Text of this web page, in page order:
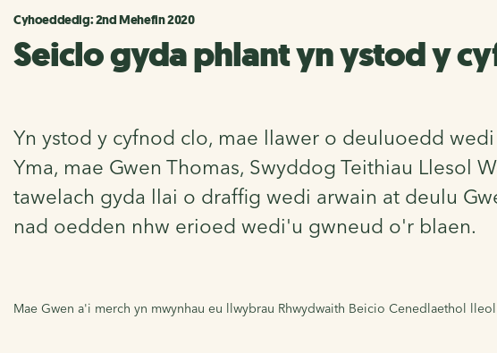
Cyhoeddedig: 2nd Mehefin 2020
Seiclo gyda phlant yn ystod y
Yn ystod y cyfnod clo, mae llawer o deuluoedd
Yma, mae Gwen Thomas, Swyddog Teithiau Llesol
tawelach gyda llai o draffig wedi arwain at deulu
nad oedden nhw erioed wedi'u gwneud o'r blaen.
Mae Gwen a'i merch yn mwynhau eu llwybrau Rhwydwaith Beicio Cenedlaethol